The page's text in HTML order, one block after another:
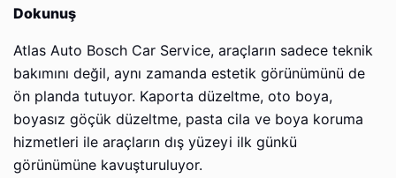
Dokunuş
Atlas Auto Bosch Car Service, araçların sadece teknik
bakımını değil, aynı zamanda estetik görünümünü de
ön planda tutuyor. Kaporta düzeltme, oto boya,
boyasız göçük düzeltme, pasta cila ve boya koruma
hizmetleri ile araçların dış yüzeyi ilk günkü
görünümüne kavuşturuluyor.